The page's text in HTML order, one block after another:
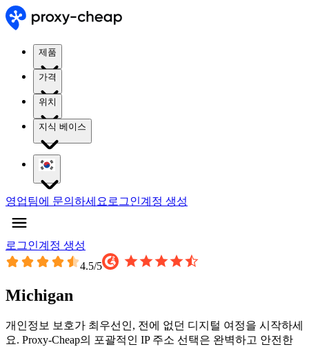
제품
가격
위치
지식 베이스
영업팀에 문의하세요 로그인계정 생성
로그인계정 생성
4.5/5
Michigan
개인정보 보호가 최우선인, 전에 없던 디지털 여정을 시작하세
요. Proxy-Cheap의 포괄적인 IP 주소 선택은 완벽하고 안전한